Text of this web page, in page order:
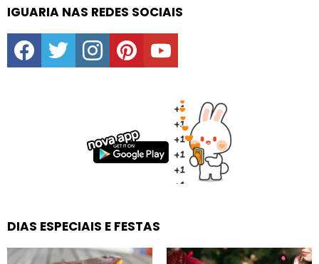
IGUARIA NAS REDES SOCIAIS
facebooktwitter instagrampinterestyoutube
DIAS ESPECIAIS E FESTAS